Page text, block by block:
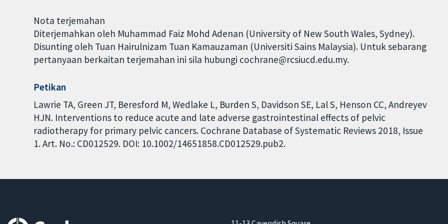
Nota terjemahan
Diterjemahkan oleh Muhammad Faiz Mohd Adenan (University of New South Wales, Sydney).
Disunting oleh Tuan Hairulnizam Tuan Kamauzaman (Universiti Sains Malaysia). Untuk sebarang
pertanyaan berkaitan terjemahan ini sila hubungi cochrane@rcsiucd.edu.my.
Petikan
Lawrie TA, Green JT, Beresford M, Wedlake L, Burden S, Davidson SE, Lal S, Henson CC, Andreyev
HJN. Interventions to reduce acute and late adverse gastrointestinal effects of pelvic
radiotherapy for primary pelvic cancers. Cochrane Database of Systematic Reviews 2018, Issue
1. Art. No.: CD012529. DOI: 10.1002/14651858.CD012529.pub2.